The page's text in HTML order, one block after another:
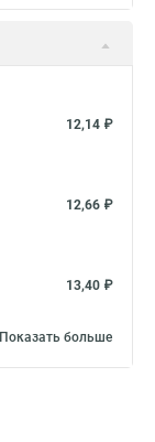
12,14 ₽
12,66 ₽
13,40 ₽
Показать больше